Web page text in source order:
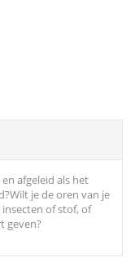
afgeleid als het
je de oren van je
of stof, of
geven?